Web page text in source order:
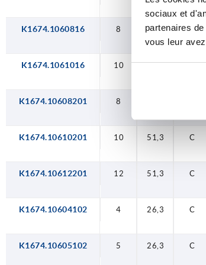
sociaux et
partenaires
vous leur
K1674.1060816 8 41,5 C
K1674.1061016 10 41,5 C
K1674.10608201 8
K1674.10610201 10 51,3 C
K1674.10612201 12 51,3 C
K1674.10604102 4 26,3 C
K1674.10605102 5 26,3 C